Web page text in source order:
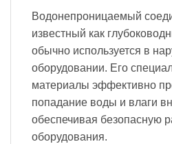
Водонепроницаемый
известный как
обычно используется в
оборудовании. Его
материалы эффективно
попадание воды и влаги
обеспечивая безопасную
оборудования.